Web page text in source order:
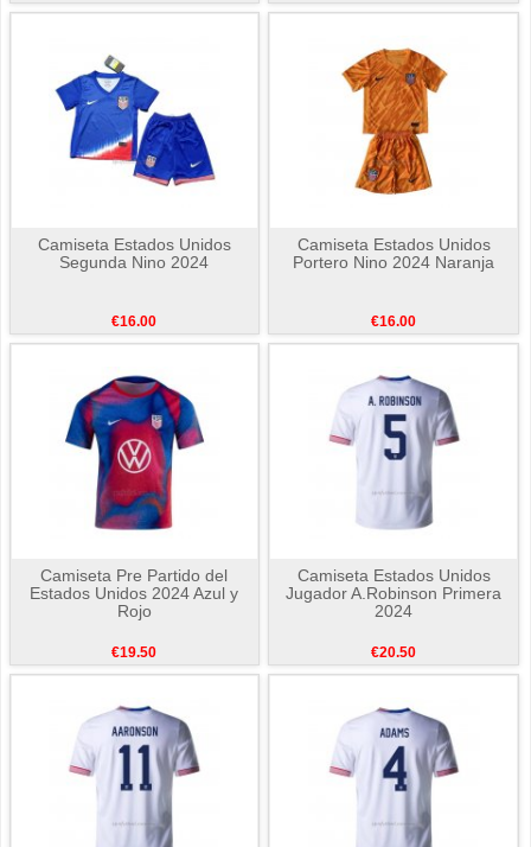
Camiseta Estados Unidos
Segunda Nino 2024
€16.00
Camiseta Estados Unidos
Portero Nino 2024 Naranja
€16.00
Camiseta Pre Partido del
Estados Unidos 2024 Azul y
Rojo
€19.50
Camiseta Estados Unidos
Jugador A.Robinson Primera
2024
€20.50